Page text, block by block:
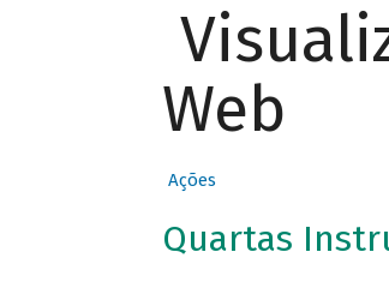
Web
Ações
Quartas